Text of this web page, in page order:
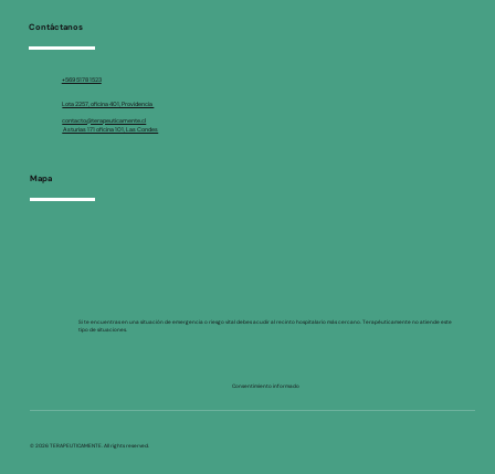
Contáctanos
contacto@terapeuticamente.cl
+569 5178 1523
Lota 2257, oficina 401, Providencia
Asturias 171 oficina 101, Las Condes
Mapa
Si te encuentras en una situación de emergencia o riesgo vital debes acudir al recinto hospitalario más cercano. Terapéuticamente no atiende este
tipo de situaciones.
© 2026 TERAPEUTICAMENTE. All rights reserved.
Consentimiento informado